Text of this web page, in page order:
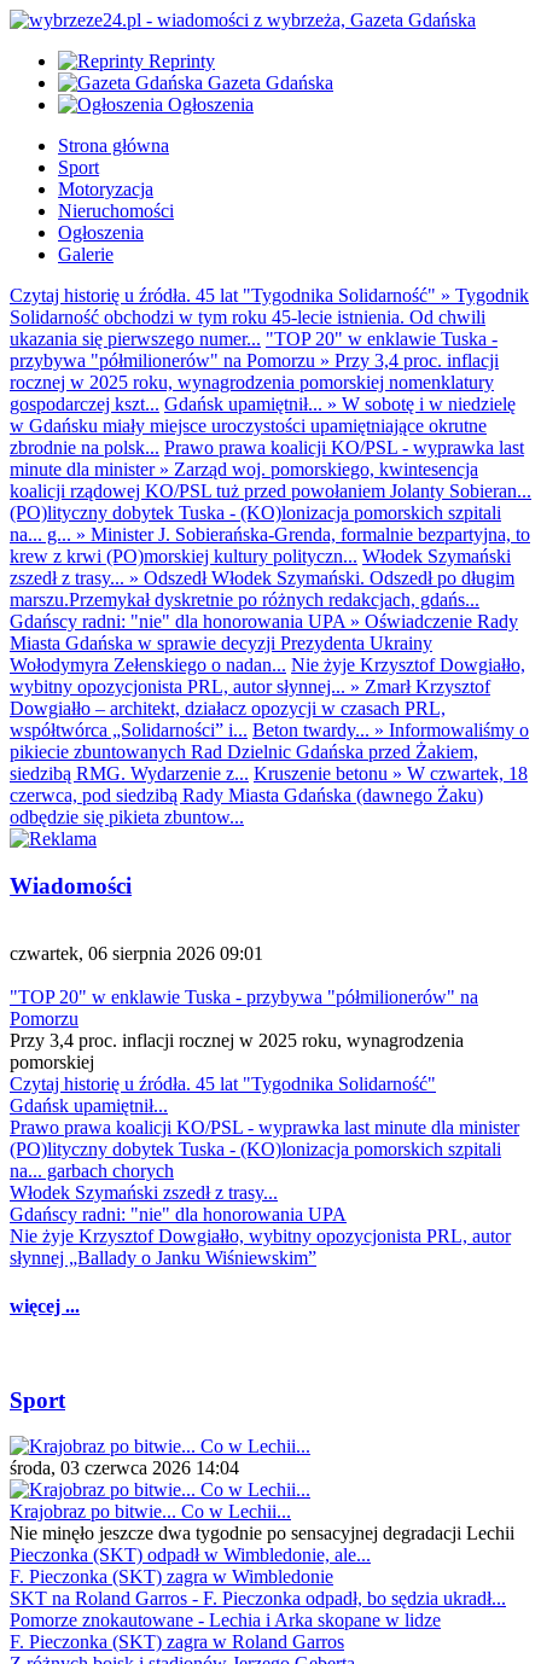
Reprinty
Gazeta Gdańska
Ogłoszenia
Strona główna
Sport
Motoryzacja
Nieruchomości
Ogłoszenia
Galerie
Czytaj historię u źródła. 45 lat "Tygodnika Solidarność" » Tygodnik
Solidarność obchodzi w tym roku 45-lecie istnienia. Od chwili
ukazania się pierwszego numer... "TOP 20" w enklawie Tuska -
przybywa "półmilionerów" na Pomorzu » Przy 3,4 proc. inflacji
rocznej w 2025 roku, wynagrodzenia pomorskiej nomenklatury
gospodarczej kszt... Gdańsk upamiętnił... » W sobotę i w niedzielę
w Gdańsku miały miejsce uroczystości upamiętniające okrutne
zbrodnie na polsk... Prawo prawa koalicji KO/PSL - wyprawka last
minute dla minister» Zarząd woj. pomorskiego, kwintesencja
koalicji rządowej KO/PSL tuż przed powołaniem Jolanty Sobieran...
(PO)lityczny dobytek Tuska - (KO)lonizacja pomorskich szpitali
na... g... » Minister J. Sobierańska-Grenda, formalnie bezpartyjna, to
krew z krwi (PO)morskiej kultury polityczn... Włodek Szymański
zszedł z trasy... » Odszedł Włodek Szymański. Odszedł po długim
marszu.Przemykał dyskretnie po różnych redakcjach, gdańs...
Gdańscy radni: "nie" dla honorowania UPA » Oświadczenie Rady
Miasta Gdańska w sprawie decyzji Prezydenta Ukrainy
Wołodymyra Zełenskiego o nadan... Nie żyje Krzysztof Dowgiałło,
wybitny opozycjonista PRL, autor słynnej... » Zmarł Krzysztof
Dowgiałło – architekt, działacz opozycji w czasach PRL,
współtwórca „Solidarności” i... Beton twardy... » Informowaliśmy o
pikiecie zbuntowanych Rad Dzielnic Gdańska przed Żakiem,
siedzibą RMG. Wydarzenie z... Kruszenie betonu » W czwartek, 18
czerwca, pod siedzibą Rady Miasta Gdańska (dawnego Żaku)
odbędzie się pikieta zbuntow...
Wiadomości
czwartek, 06 sierpnia 2026 09:01
"TOP 20" w enklawie Tuska - przybywa "półmilionerów" na
Pomorzu
Przy 3,4 proc. inflacji rocznej w 2025 roku, wynagrodzenia
pomorskiej
Czytaj historię u źródła. 45 lat "Tygodnika Solidarność"
Gdańsk upamiętnił...
Prawo prawa koalicji KO/PSL - wyprawka last minute dla minister
(PO)lityczny dobytek Tuska - (KO)lonizacja pomorskich szpitali
na... garbach chorych
Włodek Szymański zszedł z trasy...
Gdańscy radni: "nie" dla honorowania UPA
Nie żyje Krzysztof Dowgiałło, wybitny opozycjonista PRL, autor
słynnej „Ballady o Janku Wiśniewskim”
więcej ...
Sport
środa, 03 czerwca 2026 14:04
Krajobraz po bitwie... Co w Lechii...
Nie minęło jeszcze dwa tygodnie po sensacyjnej degradacji Lechii
Pieczonka (SKT) odpadł w Wimbledonie, ale...
F. Pieczonka (SKT) zagra w Wimbledonie
SKT na Roland Garros - F. Pieczonka odpadł, bo sędzia ukradł...
Pomorze znokautowane - Lechia i Arka skopane w lidze
F. Pieczonka (SKT) zagra w Roland Garros